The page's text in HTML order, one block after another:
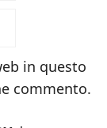
in questo
commento.